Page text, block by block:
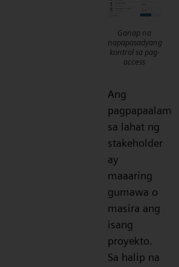
Ganap na
napapasadyang
kontrol sa pag-
access
Ang
pagpapaalam
sa lahat ng
stakeholder
ay
maaaring
gumawa o
masira ang
isang
proyekto.
Sa halip na